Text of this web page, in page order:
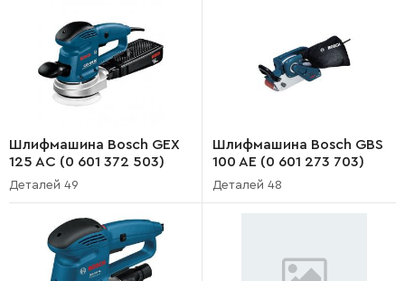
Шлифмашина Bosch GEX
125 AC (0 601 372 503)
Деталей 49
Шлифмашина Bosch GBS
100 AE (0 601 273 703)
Деталей 48